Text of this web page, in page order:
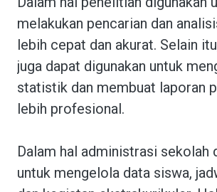
melakukan pencarian dan
lebih cepat dan akurat. Selain
juga dapat digunakan untuk
statistik dan membuat laporan
lebih profesional.
Dalam hal administrasi sekolah
untuk mengelola data siswa,